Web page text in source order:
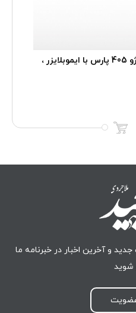
سیم کشی موتور XU7 سمند پژو 405 پارس با ایموبلایزر ،
و آخرین اخبار در خبرنامه ما